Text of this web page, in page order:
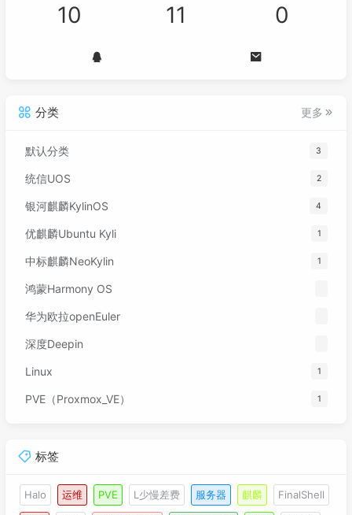
10 11 0
分类 更多
默认分类 3
统信UOS 2
银河麒麟KylinOS 4
优麒麟Ubuntu Kyli 1
中标麒麟NeoKylin 1
鸿蒙Harmony OS
华为欧拉openEuler
深度Deepin
Linux 1
PVE（Proxmox_VE） 1
标签
Halo 运维 PVE L少慢差费 服务器 麒麟 FinalShell